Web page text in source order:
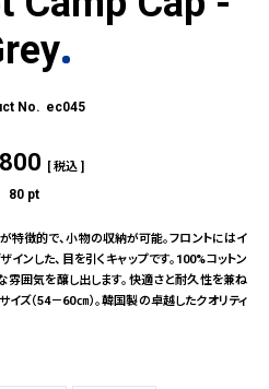
ec045
税込
80 pt
特徴的で、小物の収納が可能。フロントにはイ
ンした、目を引くキャップです。100%コットン
雰囲気を醸し出します。快適さと耐久性を兼ね
ズ（54－60㎝）。韓国製の卓越したクオリティ